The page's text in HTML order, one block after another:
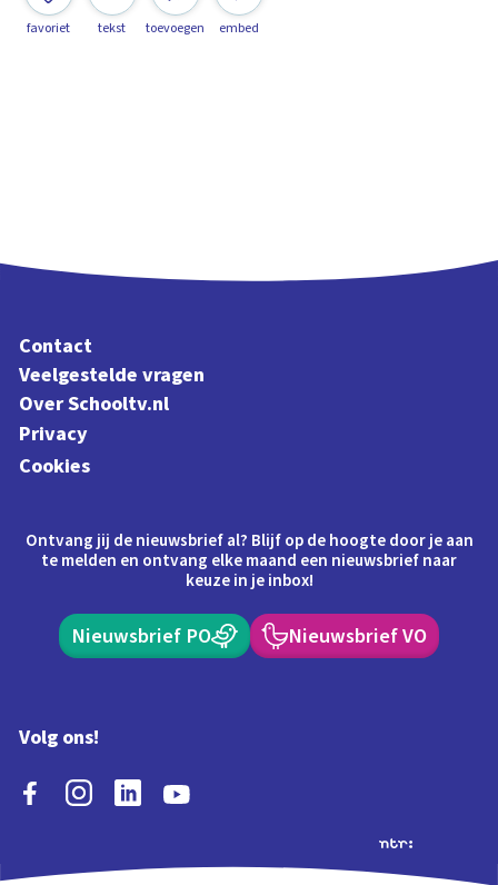
favoriet tekst toevoegen embed
Contact
Veelgestelde vragen
Over Schooltv.nl
Privacy
Cookies
Ontvang jij de nieuwsbrief al? Blijf op de hoogte door je aan
te melden en ontvang elke maand een nieuwsbrief naar
keuze in je inbox!
Nieuwsbrief PO Nieuwsbrief VO
Volg ons!